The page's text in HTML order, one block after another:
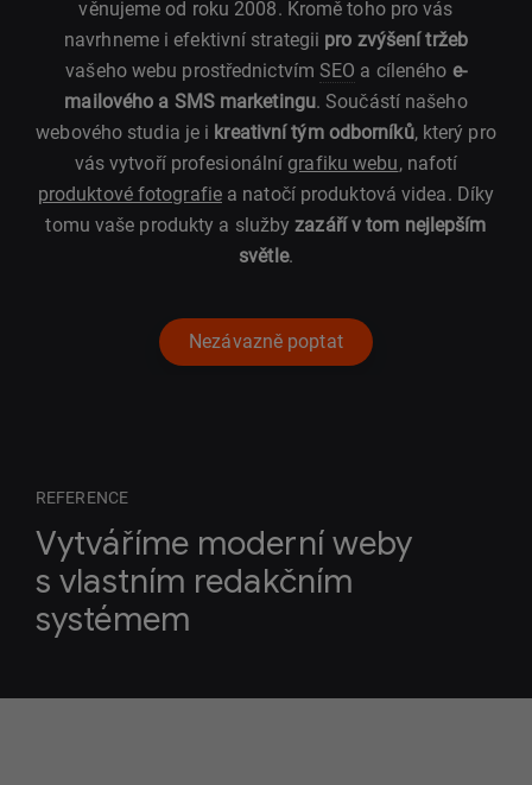
věnujeme od roku 2008. Kromě toho pro vás
navrhneme i efektivní strategii pro zvýšení tržeb
vašeho webu prostřednictvím SEO a cíleného e-
mailového a SMS marketingu. Součástí našeho
webového studia je i kreativní tým odborníků, který pro
vás vytvoří profesionálnígrafiku webu, nafotí
produktové fotografiea natočí produktová videa. Díky
tomu vaše produkty a službyzazáří v tom nejlepším
světle.
Nezávazně poptat
REFERENCE
Vytváříme moderní weby
s vlastním redakčním
systémem